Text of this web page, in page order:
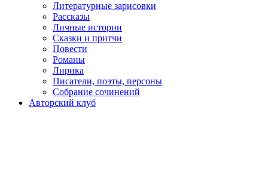
Литературные зарисовки
Рассказы
Личные истории
Сказки и притчи
Повести
Романы
Лирика
Писатели, поэты, персоны
Собрание сочинений
Авторский клуб